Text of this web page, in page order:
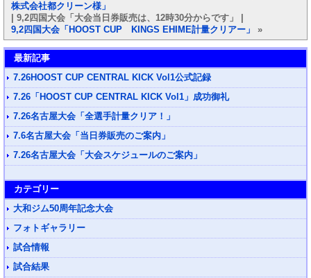
株式会社都クリーン様」
| 9,2四国大会「大会当日券販売は、12時30分からです」 |
9,2四国大会「HOOST CUP KINGS EHIME計量クリアー」
»
最新記事
7.26HOOST CUP CENTRAL KICK Vol1公式記録
7.26「HOOST CUP CENTRAL KICK Vol1」成功御礼
7.26名古屋大会「全選手計量クリア！」
7.6名古屋大会「当日券販売のご案内」
7.26名古屋大会「大会スケジュールのご案内」
カテゴリー
大和ジム50周年記念大会
フォトギャラリー
試合情報
試合結果